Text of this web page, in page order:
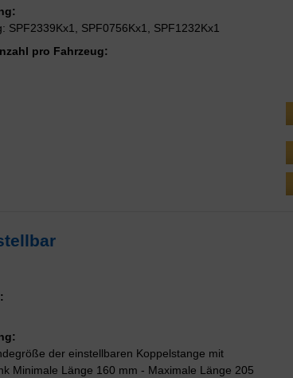
SPF2339Kx1, SPF0756Kx1, SPF1232Kx1
pro Fahrzeug:
der einstellbaren Koppelstange mit
Minimale Länge 160 mm - Maximale Länge 205